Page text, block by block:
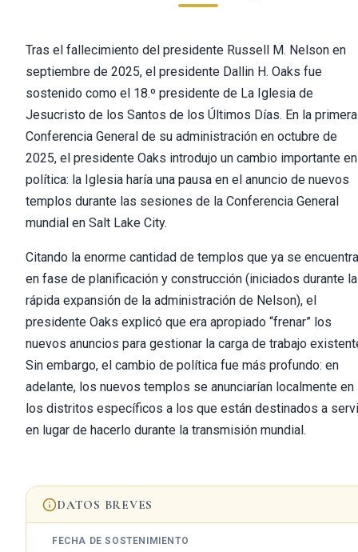
Tras el fallecimiento del presidente Russell M. Nelson en
septiembre de 2025, el presidente Dallin H. Oaks fue
sostenido como el 18.º presidente de La Iglesia de
Jesucristo de los Santos de los Últimos Días. En la primera
Conferencia General de su administración en octubre de
2025, el presidente Oaks introdujo un cambio importante
política: la Iglesia haría una pausa en el anuncio de nuevos
templos durante las sesiones de la Conferencia General
mundial en Salt Lake City.
Citando la enorme cantidad de templos que ya se
en fase de planificación y construcción (iniciados durante la
rápida expansión de la administración de Nelson), el
presidente Oaks explicó que era apropiado “frenar” los
nuevos anuncios para gestionar la carga de trabajo
Sin embargo, el cambio de política fue más profundo: en
adelante, los nuevos templos se anunciarían localmente en
los distritos específicos a los que están destinados a
en lugar de hacerlo durante la transmisión mundial.
DATOS BREVES
FECHA DE SOSTENIMIENTO